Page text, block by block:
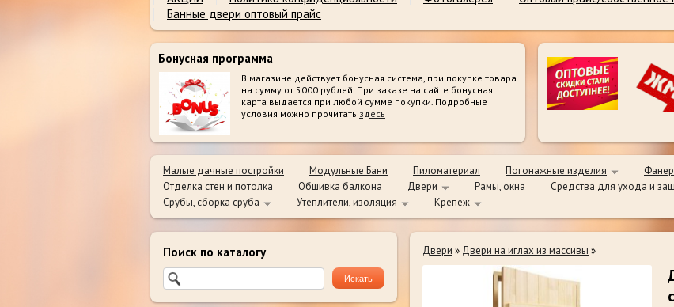
Банные двери оптовый прайс
Бонусная программа
В магазине действует бонусная система, при покупке товара
на сумму от 5000 рублей. При заказе на сайте бонусная
карта выдается при любой сумме покупки. Подробные
условия можно прочитать здесь
Малые дачные постройки Модульные Бани Пиломатериал Погонажные изделия
Отделка стен и потолка
Обшивка балкона Двери Рамы, окна
Средства для ухода и
Срубы, сборка сруба
Утеплители, изоляция Крепеж
Поиск по каталогу Двери » Двери на иглах из массивы »